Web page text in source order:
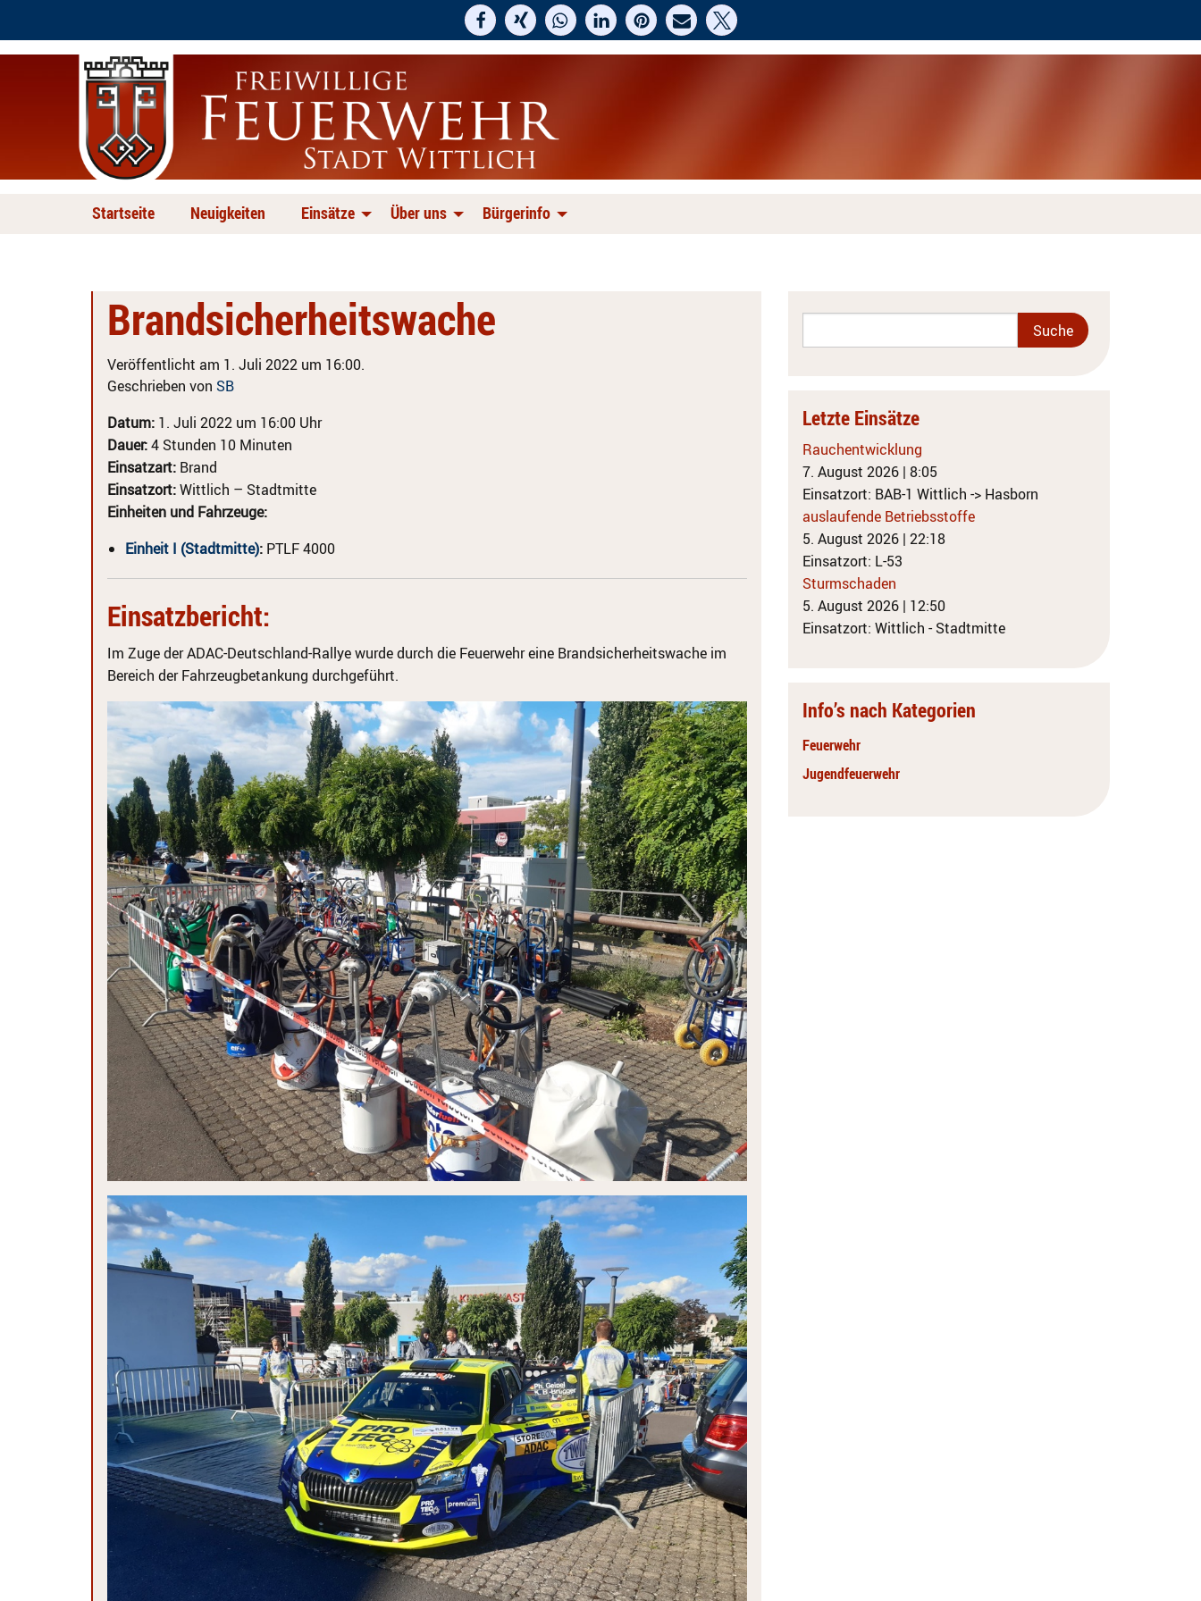
Startseite Neuigkeiten Einsätze Über uns Bürgerinfo
Brandsicherheitswache
Veröffentlicht am 1. Juli 2022 um 16:00.
Geschrieben von SB
Datum: 1. Juli 2022 um 16:00 Uhr
Dauer:4 Stunden 10 Minuten
Einsatzart: Brand
Einsatzort:Wittlich – Stadtmitte
Einheiten und Fahrzeuge:
Einheit I (Stadtmitte): PTLF 4000
Einsatzbericht:
Im Zuge der ADAC-Deutschland-Rallye wurde durch die Feuerwehr eine Brandsicherheitswache im
Bereich der Fahrzeugbetankung durchgeführt.
Letzte Einsätze
Rauchentwicklung
7. August 2026 | 8:05
Einsatzort: BAB-1 Wittlich -> Hasborn
auslaufende Betriebsstoffe
5. August 2026 | 22:18
Einsatzort: L-53
Sturmschaden
5. August 2026 | 12:50
Einsatzort: Wittlich - Stadtmitte
Info’s nach Kategorien
Feuerwehr
Jugendfeuerwehr